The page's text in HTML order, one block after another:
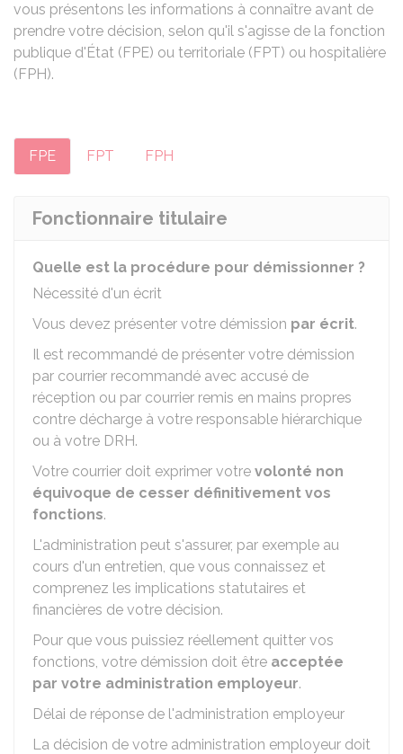
vous présentons les informations à connaître avant de
prendre votre décision, selon qu'il s'agisse de la fonction
publique d'État (FPE) ou territoriale (FPT) ou hospitalière
(FPH).
FPE FPT FPH
Fonctionnaire titulaire
Quelle est la procédure pour démissionner ?
Nécessité d'un écrit
Vous devez présenter votre démission par écrit.
Il est recommandé de présenter votre démission
par courrier recommandé avec accusé de
réception ou par courrier remis en mains propres
contre décharge à votre responsable hiérarchique
ou à votre DRH.
Votre courrier doit exprimer votre volonté non
équivoque de cesser définitivement vos
fonctions.
L'administration peut s'assurer, par exemple au
cours d'un entretien, que vous connaissez et
comprenez les implications statutaires et
financières de votre décision.
Pour que vous puissiez réellement quitter vos
fonctions, votre démission doit être acceptée
par votre administration employeur.
Délai de réponse de l'administration employeur
La décision de votre administration employeur doit